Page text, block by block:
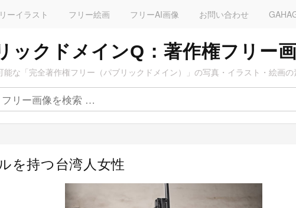
ーイラスト フリー絵画 フリーAI画像 お問い合わせ
ックドメインQ：著作権フリー
能な「完全著作権フリー（パブリックドメイン）」の写真・イラスト・絵画の
を持つ台湾人女性